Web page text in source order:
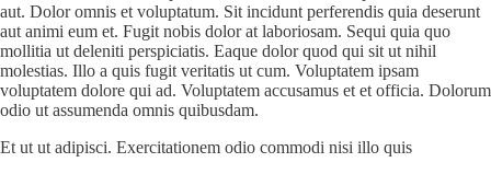
aut. Dolor omnis et voluptatum. Sit incidunt perferendis quia deserunt
aut animi eum et. Fugit nobis dolor at laboriosam. Sequi quia quo
mollitia ut deleniti perspiciatis. Eaque dolor quod qui sit ut nihil
molestias. Illo a quis fugit veritatis ut cum. Voluptatem ipsam
voluptatem dolore qui ad. Voluptatem accusamus et et officia. Dolorum
odio ut assumenda omnis quibusdam.
Et ut ut adipisci. Exercitationem odio commodi nisi illo quis